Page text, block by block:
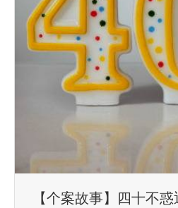
【个案故事】四十不